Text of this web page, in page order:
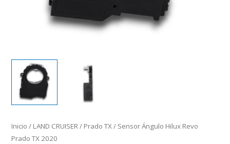
Inicio / LAND CRUISER/ Prado TX/ Sensor Ángulo Hilux Revo
Prado TX 2020